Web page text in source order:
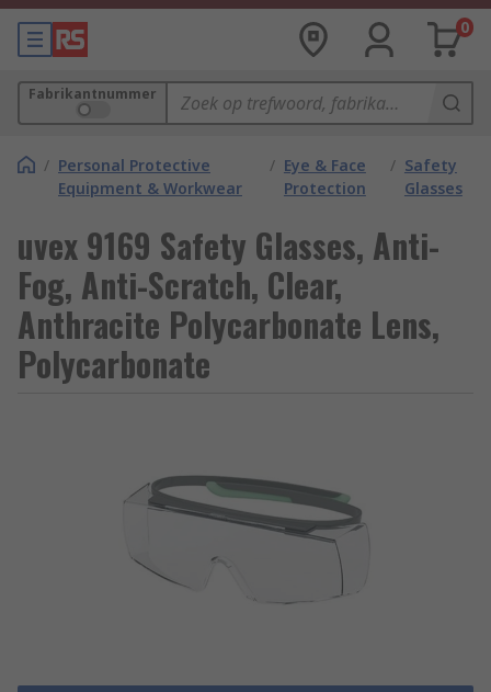
0
Fabrikantnummer
/ Personal Protective
Equipment & Workwear
/ Eye & Face
Protection
/ Safety
Glasses
uvex 9169 Safety Glasses, Anti-
Fog, Anti-Scratch, Clear,
Anthracite Polycarbonate Lens,
Polycarbonate